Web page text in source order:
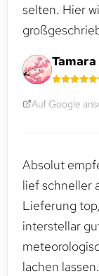
selten. Hier
Auf Google
Absolut
lief schneller
Lieferung
interstellar
lachen